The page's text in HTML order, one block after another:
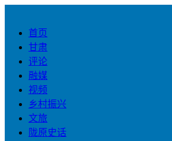
首页
甘肃
评论
融媒
视频
乡村振兴
文旅
陇原史话